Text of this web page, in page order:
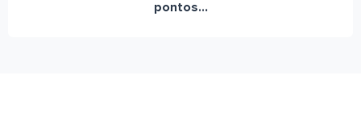
pontos...